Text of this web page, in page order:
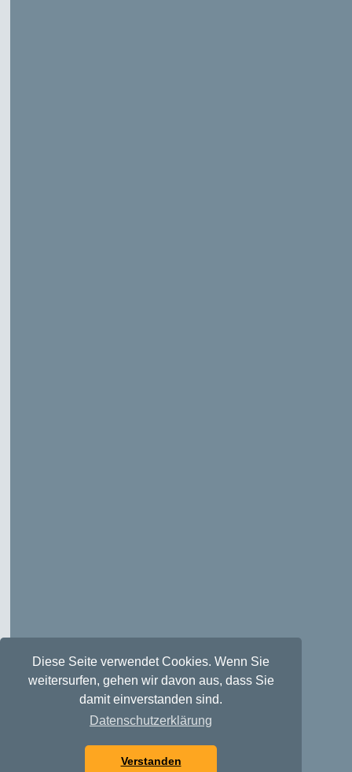
Diese Seite verwendet Cookies. Wenn Sie
weitersurfen, gehen wir davon aus, dass Sie
damit einverstanden sind.
Datenschutzerklärung
Verstanden